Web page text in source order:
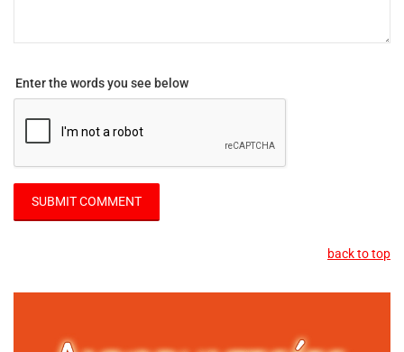
Enter the words you see below
back to top